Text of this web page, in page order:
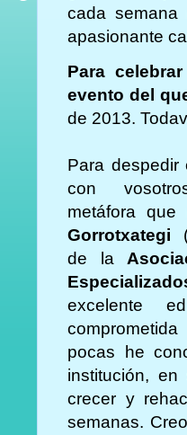
cada semana
apasionante
Para
evento del
de 2013.
Para despedir
con
metáfora que
Gorrotxategi
de la
excelente
pocas he
institución,
crecer y
semanas.